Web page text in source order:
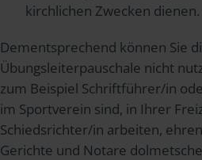
kirchlichen Zwecken dienen.
Dementsprechend können Sie
Übungsleiterpauschale nicht
zum Beispiel Schriftführer/in
im Sportverein sind, in Ihrer
Schiedsrichter/in arbeiten,
Gerichte und Notare